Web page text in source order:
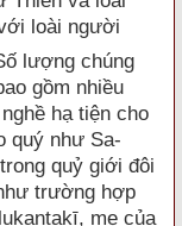
loài người
lượng chúng
gồm nhiều
hạ tiện cho
quý như Sa-
quỷ giới đôi
trường hợp
mẹ của